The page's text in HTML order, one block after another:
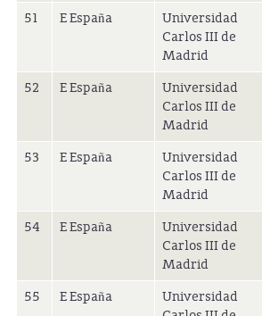
51 E España
Universidad
Carlos III de
Madrid
52 E España
Universidad
Carlos III de
Madrid
53 E España
Universidad
Carlos III de
Madrid
54 E España
Universidad
Carlos III de
Madrid
55 E España
Universidad